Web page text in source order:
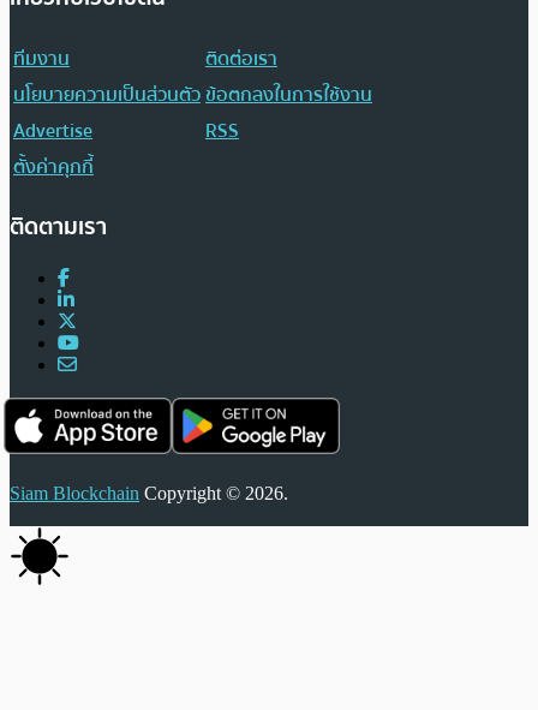
ทีมงาน
ติดต่อเรา
นโยบายความเป็นส่วนตัวข้อตกลงในการใช้งาน
Advertise
RSS
ตั้งค่าคุกกี้
ติดตามเรา
Siam Blockchain Copyright © 2026.